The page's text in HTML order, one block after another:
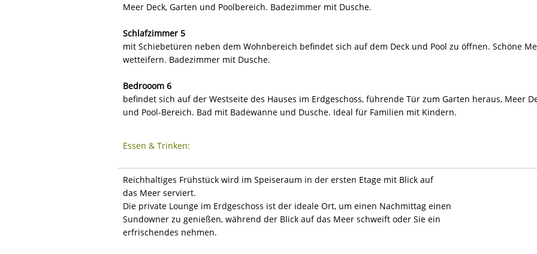
Meer Deck, Garten und Poolbereich. Badezimmer mit Dusche.
Schlafzimmer 5
mit Schiebetüren neben dem Wohnbereich befindet sich auf dem Deck und Pool zu öffnen. Schöne
wetteifern. Badezimmer mit Dusche.
Bedrooom 6
befindet sich auf der Westseite des Hauses im Erdgeschoss, führende Tür zum Garten heraus, Meer
und Pool-Bereich. Bad mit Badewanne und Dusche. Ideal für Familien mit Kindern.
Essen & Trinken:
Reichhaltiges Frühstück wird im Speiseraum in der ersten Etage mit Blick auf
das Meer serviert.
Die private Lounge im Erdgeschoss ist der ideale Ort, um einen Nachmittag einen
Sundowner zu genießen, während der Blick auf das Meer schweift oder Sie ein
erfrischendes nehmen.